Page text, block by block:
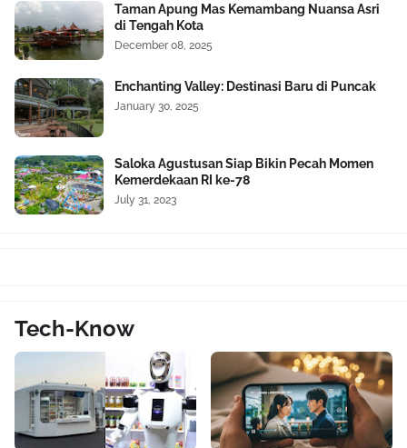
Taman Apung Mas Kemambang Nuansa Asri
di Tengah Kota
December 08, 2025
Enchanting Valley: Destinasi Baru di Puncak
January 30, 2025
Saloka Agustusan Siap Bikin Pecah Momen
Kemerdekaan RI ke-78
July 31, 2023
Tech-Know